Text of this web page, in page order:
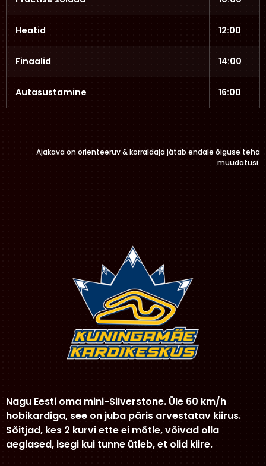
Heatid 12:00
Finaalid 14:00
Autasustamine 16:00
Ajakava on orienteeruv & korraldaja jätab endale õiguse teha
muudatusi.
Nagu Eesti oma mini-Silverstone. Üle 60 km/h
hobikardiga, see on juba päris arvestatav kiirus.
Sõitjad, kes 2 kurvi ette ei mõtle, võivad olla
aeglased, isegi kui tunne ütleb, et olid kiire.